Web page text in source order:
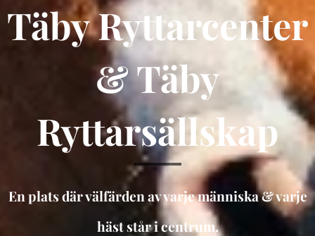
Täby Ryttarcenter
& Täby
Ryttarsällskap
En plats där välfärden av varje människa & varje
häst står i centrum.